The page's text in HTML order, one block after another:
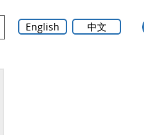
English 中文